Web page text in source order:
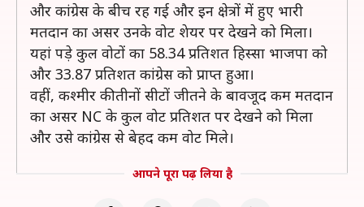
और कांग्रेस के बीच रह गई और इन क्षेत्रों में हुए भारी
मतदान का असर उनके वोट शेयर पर देखने को मिला।
यहां पड़े कुल वोटों का 58.34 प्रतिशत हिस्सा भाजपा को
और 33.87 प्रतिशत कांग्रेस को प्राप्त हुआ।
वहीं, कश्मीर की तीनों सीटों जीतने के बावजूद कम मतदान
का असर NC के कुल वोट प्रतिशत पर देखने को मिला
और उसे कांग्रेस से बेहद कम वोट मिले।
आपने पूरा पढ़ लिया है